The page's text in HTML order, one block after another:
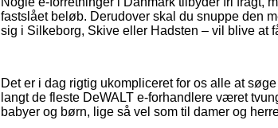
fastslået beløb. Derudover skal du snuppe den
sig i Silkeborg, Skive eller Hadsten – vil blive at
Det er i dag rigtig ukompliceret for os alle at
langt de fleste DeWALT e-forhandlere været
babyer og børn, lige så vel som til damer og